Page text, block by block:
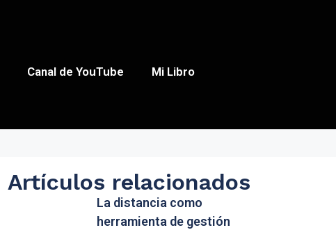
Canal de YouTube Mi Libro
Artículos relacionados
La distancia como
herramienta de gestión